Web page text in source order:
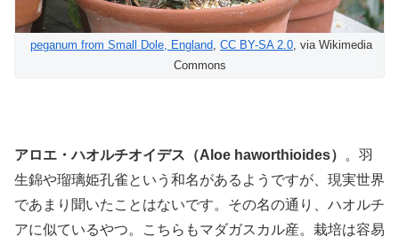
peganum from Small Dole, England CC BY-SA 2.0 , via Wikimedia
Commons
アロエ・ハオルチオイデス（Aloe haworthioides）
。羽
生錦や瑠璃姫孔雀という和名があるようですが、現実世界
であまり聞いたことはないです。その名の通り、ハオルチ
アに似ているやつ。こちらもマダガスカル産。栽培は容易